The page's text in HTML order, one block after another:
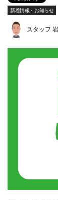
新着情報・お知らせ
スタッフ